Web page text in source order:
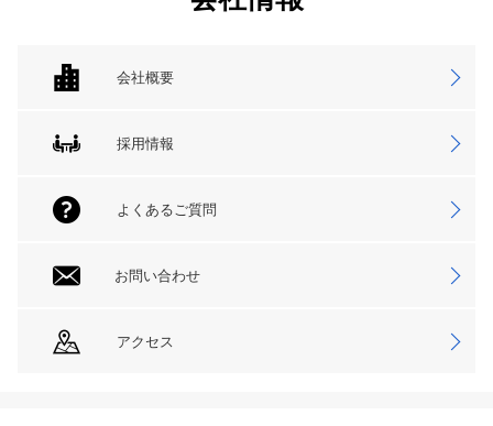
会社概要
採用情報
よくあるご質問
お問い合わせ
アクセス